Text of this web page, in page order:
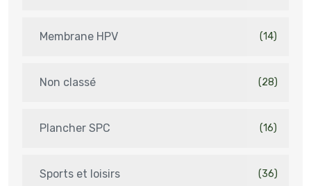
Membrane HPV (14)
Non classé (28)
Plancher SPC (16)
Sports et loisirs (36)